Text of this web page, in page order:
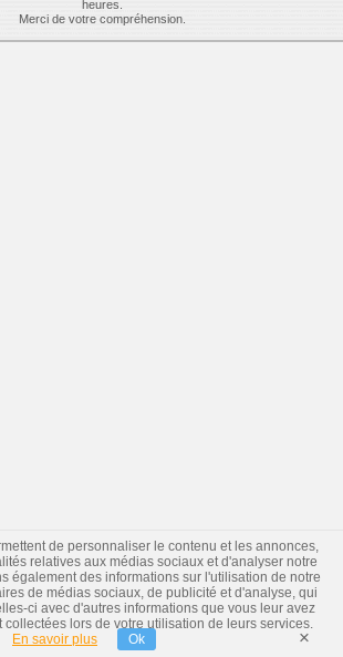
heures.
Merci de votre compréhension.
de personnaliser le contenu et les annonces,
relatives aux médias sociaux et d'analyser notre
également des informations sur l'utilisation de notre
de médias sociaux, de publicité et d'analyse, qui
ci avec d'autres informations que vous leur avez
lors de votre utilisation de leurs services.
En savoir plus
Ok ×